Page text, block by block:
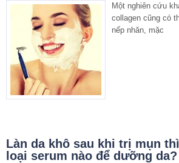
Một nghiên cứu
collagen cũng có
nếp nhăn, mặc
Làn da khô sau khi trị mụn
loại serum nào để dưỡng da?